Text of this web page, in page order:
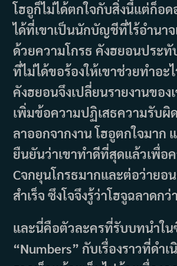
โฮอูก็ไม่ได้ตกใจกับสิ่งนี้แต่ก็อ
ได้ที่เขาเป็นนักบัญชีที่ไร้อำนา
ด้วยความโกรธ คังฮยอนประทั
ที่ไม่ได้ขอร้องให้เขาช่วยทำอะ
คังฮยอนจึงเปลี่ยนรายงานของ
เพิ่มข้อความปฏิเสธความรับผิ
ลาออกจากงาน โฮอูตกใจมาก
ยืนยันว่าเขาทำดีที่สุดแล้วเพื่อ
Cจกยุนโกรธมากและต่อว่ายอ
สำเร็จ ซึงโจจึงรู้ว่าโฮจูฉลาดก
และนี่คือตัวละครที่รับบทนำใน
“Numbers” กับเรื่องราวที่ดำเ